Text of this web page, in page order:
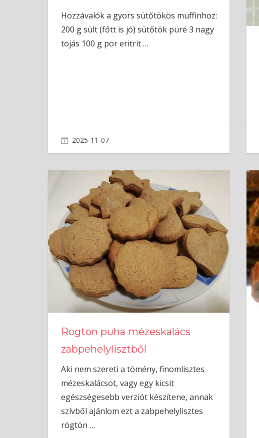
Hozzávalók a gyors sütőtökös muffinhoz:
200 g sült (főtt is jó) sütőtök püré 3 nagy
tojás 100 g por eritrit…
2025-11-07
Rögtön puha mézeskalács
zabpehelylisztből
Aki nem szereti a tömény, finomlisztes
mézeskalácsot, vagy egy kicsit
egészségesebb verziót készítene, annak
szívből ajánlom ezt a zabpehelylisztes
rögtön …